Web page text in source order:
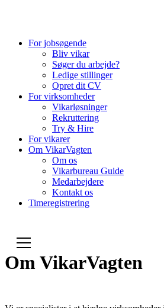
For jobsøgende
Bliv vikar
Søger du arbejde?
Ledige stillinger
Opret dit CV
For virksomheder
Vikarløsninger
Rekruttering
Try & Hire
For vikarer
Om VikarVagten
Om os
Vikarbureau Guide
Medarbejdere
Kontakt os
Timeregistrering
Om VikarVagten